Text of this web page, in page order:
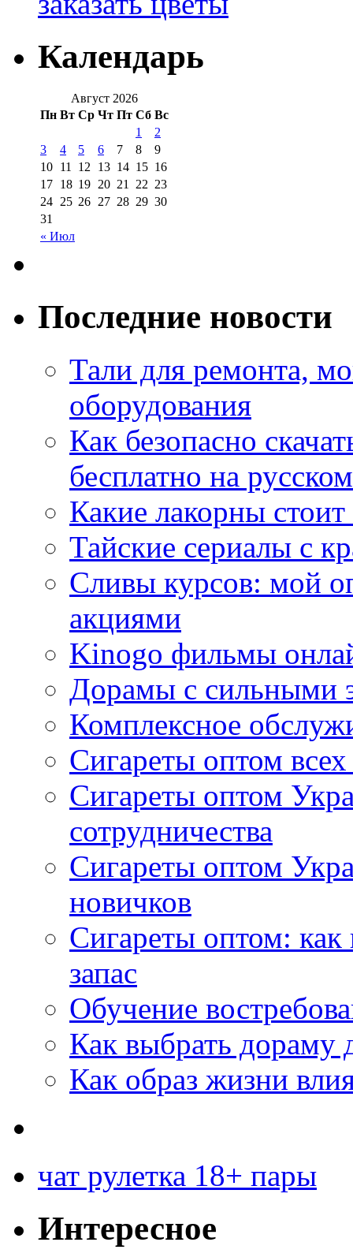
Календарь
Август 2026
Пн Вт Ср Чт Пт Сб Вс
« Июл
1
2
3
4 5 6 7 8
9
10 11 12 13 14 15 16
17 18 19 20 21 22 23
24 25 26 27 28 29 30
31
Последние новости
Тали для ремонта,
оборудования
Как безопасно
бесплатно на
Какие лакорны
Тайские сериалы с
Сливы курсов: мой
акциями
Kinogo фильмы
Дорамы с сильными
Комплексное
Сигареты оптом
Сигареты оптом
сотрудничества
Сигареты оптом
новичков
Сигареты оптом:
запас
Обучение
Как выбрать дораму
Как образ жизни
чат рулетка 18+ пары
Интересное